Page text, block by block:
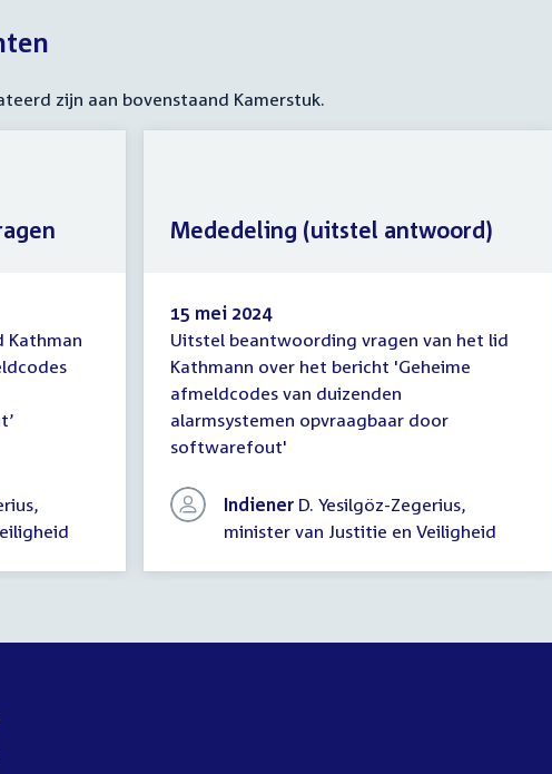
zijn aan bovenstaand Kamerstuk.
Kathman
Mededeling
(uitstel
antwoord)
15 mei 2024
Uitstel beantwoording vragen van het lid
Kathmann over het bericht 'Geheime
afmeldcodes van duizenden
alarmsystemen opvraagbaar door
softwarefout'
Indiener D. Yesilgöz-Zegerius,
minister van Justitie en Veiligheid
Mededeling (uitstel antwoord)